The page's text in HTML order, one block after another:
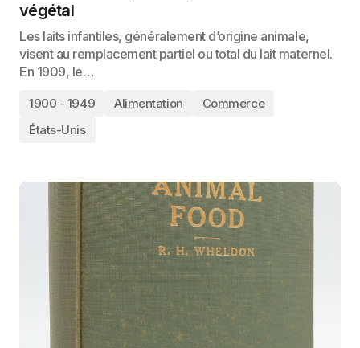
végétal
Les laits infantiles, généralement d’origine animale,
visent au remplacement partiel ou total du lait maternel.
En 1909, le…
1900 - 1949 Alimentation
Commerce
États-Unis